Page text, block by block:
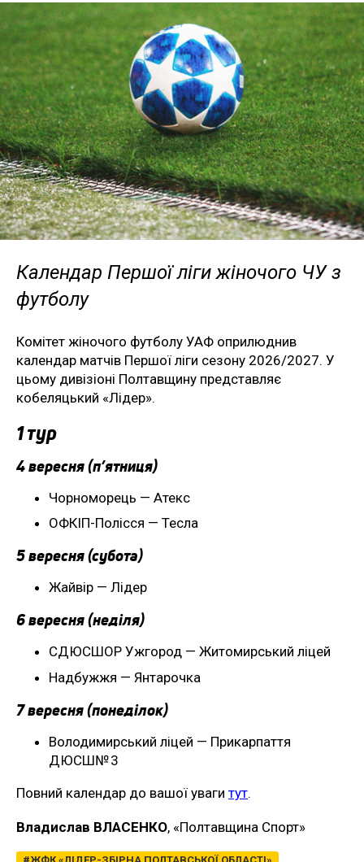
Календар Першої ліги жіночого ЧУ з
футболу
Комітет жіночого футболу УАФ оприлюднив
календар матчів Першої ліги сезону 2026/2027. У
цьому дивізіоні Полтавщину представляє
кобеляцький «Лідер».
1 тур
4 вересня (п’ятниця)
Чорноморець — Атекс
ОФКІП-Полісся — Тесла
5 вересня (субота)
Жайвір — Лідер
6 вересня (неділя)
СДЮСШОР Ужгород — Житомирський ліцей
Надбужжя — Янтарочка
7 вересня (понеділок)
Володимирський ліцей — Прикарпаття
ДЮСШ№ 3
Повний календар до вашої уваги тут.
Владислав ВЛАСЕНКО, «Полтавщина Спорт»